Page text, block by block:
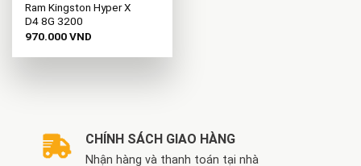
Ram Kingston Hyper X
D4 8G 3200
970.000VND
CHÍNH SÁCH GIAO HÀNG
Nhận hàng và thanh toán tại nhà